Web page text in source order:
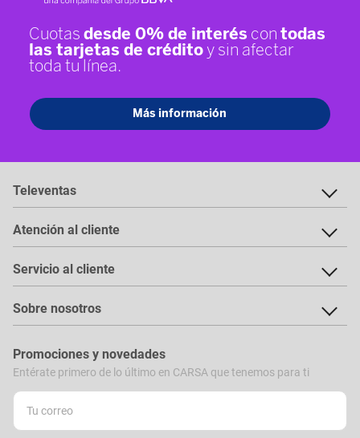
Televentas
Atención al cliente
Servicio al cliente
Sobre nosotros
Promociones y novedades
Entérate primero de lo último en CARSA que tenemos para ti